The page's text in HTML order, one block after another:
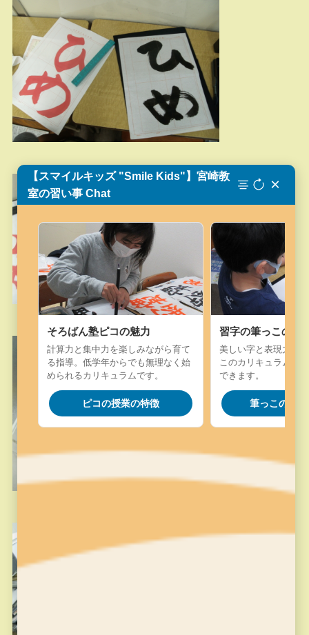
【スマイルキッズ "Smile Kids"】宮崎教
室の習い事 Chat
×
そろばん塾ピコの魅力
計算力と集中力を楽しみながら育て
る指導。低学年からでも無理なく始
められるカリキュラムです。
ピコの授業の特徴
習字の筆っこの魅
美しい字と表現力を
このカリキュラム。
できます。
筆っこの授